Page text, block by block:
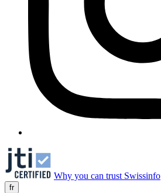
Why you can trust Swissinfo
fr